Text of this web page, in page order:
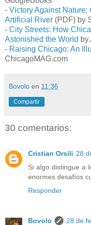
- Victory Against
Artificial River (PDF) by
- City Streets: How
Astonished the World by
- Raising Chicago: An
ChicagoMAG.com
Bovolo en 11:36
Compartir
30 comentarios:
Cristian Orsili 28
Si algo distingue a
enormes desafíos
Responder
Bovolo
28 de